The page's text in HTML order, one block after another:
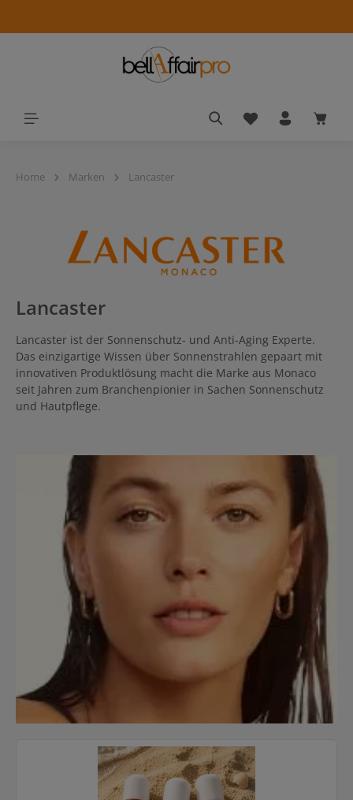
Du hast 0
Home Marken Lancaster
Lancaster
Lancaster ist der Sonnenschutz- und Anti-Aging Experte.
Das einzigartige Wissen über Sonnenstrahlen gepaart mit
innovativen Produktlösung macht die Marke aus Monaco
seit Jahren zum Branchenpionier in Sachen Sonnenschutz
und Hautpflege.
Kategoriegalerie überspringen